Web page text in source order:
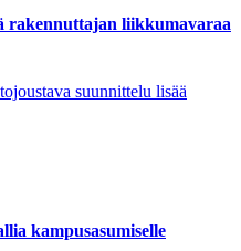
rakennuttajan liikkumavaraa
suunnittelu lisää
kampusasumiselle